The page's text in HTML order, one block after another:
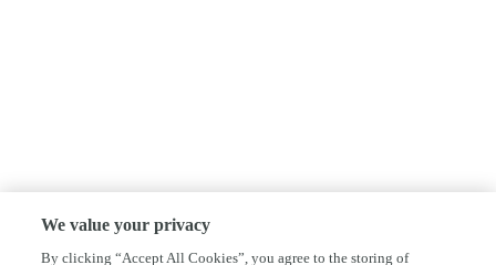
We value your privacy
By clicking “Accept All Cookies”, you agree to the storing of